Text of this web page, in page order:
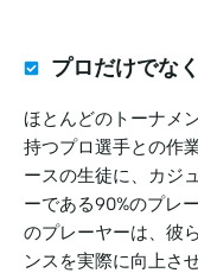
プロだけでな
ほとんどのトーナメ
持つプロ選手との作
ースの生徒に、カジ
ーである90%のプレ
のプレーヤーは、彼
ンスを実際に向上さ